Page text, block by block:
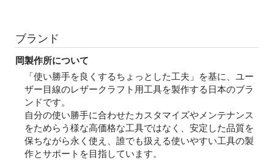
ブランド
岡製作所について
「使い勝手を良くするちょっとした工夫」を基に、ユー
ザー目線のレザークラフト用工具を製作する日本のブラ
ンドです。
自分の使い勝手に合わせたカスタマイズやメンテナンス
をためらう様な高価格な工具ではなく、安定した品質を
保ちながら永く使え、誰でも扱える使いやすい工具の製
作とサポートを目指しています。